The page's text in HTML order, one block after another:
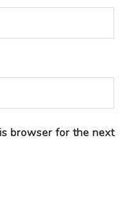
browser for the next